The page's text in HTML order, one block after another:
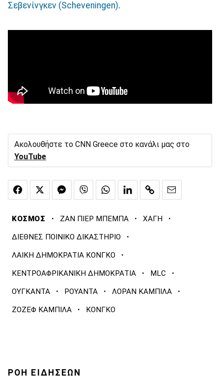
Σεβενίνγκεν (Scheveningen).
Ακολουθήστε το CNN Greece στο κανάλι μας στο
YouTube
ΚΟΣΜΟΣ · ΖΑΝ ΠΙΕΡ ΜΠΕΜΠΑ · ΧΑΓΗ ·
ΔΙΕΘΝΕΣ ΠΟΙΝΙΚΟ ΔΙΚΑΣΤΗΡΙΟ ·
ΛΑΙΚΗ ΔΗΜΟΚΡΑΤΙΑ ΚΟΝΓΚΟ ·
ΚΕΝΤΡΟΑΦΡΙΚΑΝΙΚΗ ΔΗΜΟΚΡΑΤΙΑ · MLC ·
ΟΥΓΚΑΝΤΑ · ΡΟΥΑΝΤΑ · ΛΟΡΑΝ ΚΑΜΠΙΛΑ ·
ΖΟΖΕΦ ΚΑΜΠΙΛΑ · ΚΟΝΓΚΟ
ΡΟΗ ΕΙΔΗΣΕΩΝ